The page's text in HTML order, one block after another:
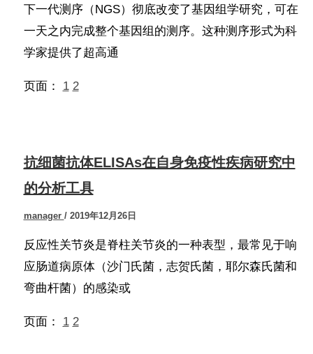
下一代测序（NGS）彻底改变了基因组学研究，可在
一天之内完成整个基因组的测序。这种测序形式为科
学家提供了超高通
页面： 1 2
抗细菌抗体ELISAs在自身免疫性疾病研究中
的分析工具
manager / 2019年12月26日
反应性关节炎是脊柱关节炎的一种表型，最常见于响
应肠道病原体（沙门氏菌，志贺氏菌，耶尔森氏菌和
弯曲杆菌）的感染或
页面： 1 2